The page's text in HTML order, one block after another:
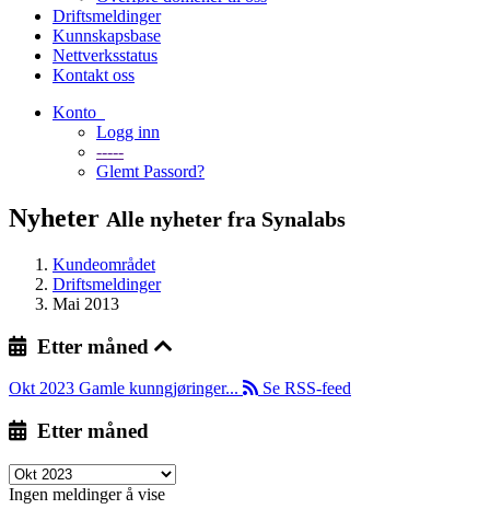
Driftsmeldinger
Kunnskapsbase
Nettverksstatus
Kontakt oss
Konto
Logg inn
-----
Glemt Passord?
Nyheter Alle nyheter fra Synalabs
Kundeområdet
Driftsmeldinger
Mai 2013
Etter måned
Okt 2023 Gamle kunngjøringer... Se RSS-feed
Etter måned
Ingen meldinger å vise